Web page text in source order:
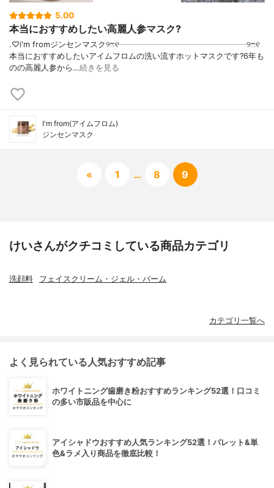
5.00
本当におすすめしたい高麗人参マスク?
.♡i'm fromジンセンマスク୨ෆ୧┈┈┈┈┈┈┈┈┈┈┈┈┈┈┈┈୨ෆ୧
本当におすすめしたいアイムフロムの洗い流すホットマスクです?6年も
のの高麗人参から…続きを見る
I'm from(アイムフロム)
ジンセンマスク
« 1 … 8 9
けいさんがクチコミしている商品カテゴリ
洗顔料 フェイスクリーム・ジェル・バーム
カテゴリ一覧へ
よく見られている人気おすすめ記事
ホワイトニング歯磨き粉おすすめランキング52選！口コミ
の多い市販品を中心に
アイシャドウおすすめ人気ランキング52選！パレット&単
色&ラメ入り商品を徹底比較！